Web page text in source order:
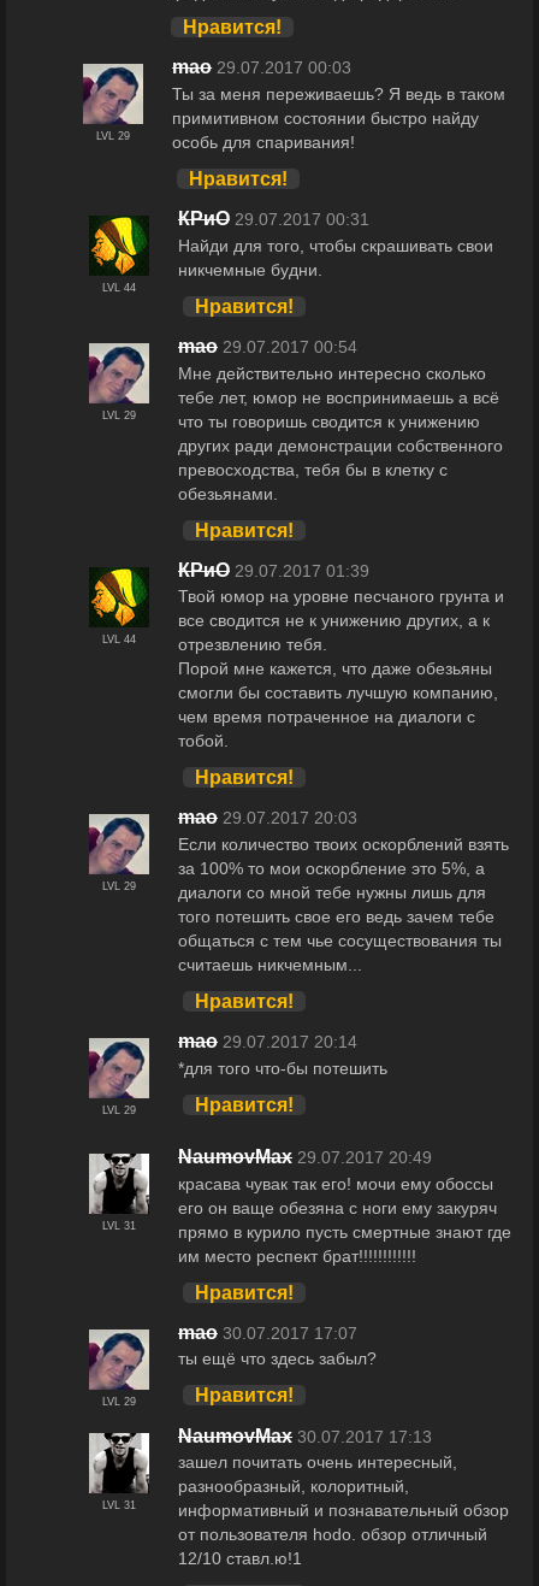
Нравится!
LVL 29
maо 29.07.2017 00:03
Ты за меня переживаешь? Я ведь в таком
примитивном состоянии быстро найду
особь для спаривания!
Нравится!
LVL 44
КРиО 29.07.2017 00:31
Найди для того, чтобы скрашивать свои
никчемные будни.
Нравится!
LVL 29
maо 29.07.2017 00:54
Мне действительно интересно сколько
тебе лет, юмор не воспринимаешь а всё
что ты говоришь сводится к унижению
других ради демонстрации собственного
превосходства, тебя бы в клетку с
обезьянами.
Нравится!
LVL 44
КРиО 29.07.2017 01:39
Твой юмор на уровне песчаного грунта и
все сводится не к унижению других, а к
отрезвлению тебя.
Порой мне кажется, что даже обезьяны
смогли бы составить лучшую компанию,
чем время потраченное на диалоги с
тобой.
Нравится!
LVL 29
maо 29.07.2017 20:03
Если количество твоих оскорблений взять
за 100% то мои оскорбление это 5%, а
диалоги со мной тебе нужны лишь для
того потешить свое его ведь зачем тебе
общаться с тем чье сосуществования ты
считаешь никчемным...
Нравится!
LVL 29
maо 29.07.2017 20:14
*для того что-бы потешить
Нравится!
LVL 31
NaumovMax 29.07.2017 20:49
красава чувак так его! мочи ему обоссы
его он ваще обезяна с ноги ему закуряч
прямо в курило пусть смертные знают где
им место респект брат!!!!!!!!!!!!
Нравится!
LVL 29
maо 30.07.2017 17:07
ты ещё что здесь забыл?
Нравится!
LVL 31
NaumovMax 30.07.2017 17:13
зашел почитать очень интересный,
разнообразный, колоритный,
информативный и познавательный обзор
от пользователя hodo. обзор отличный
12/10 ставл.ю!1